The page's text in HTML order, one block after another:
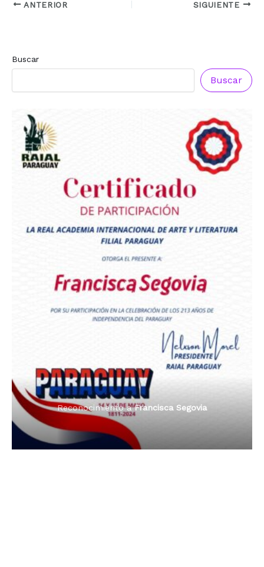
ANTERIOR SIGUIENTE
Buscar
Buscar
Dama de Oro 2024
Reconocimiento aFrancisca Segovia
Reconocimiento aFrancisca Segovia
Radio Tribuna Abierta
Reconocimiento aRadio Tribuna Abierta
Reconocimiento aRadio Oñondivepa Paraguay
Premio Orgullo Paraguayo
Reconocimiento aFrancisca Segovia